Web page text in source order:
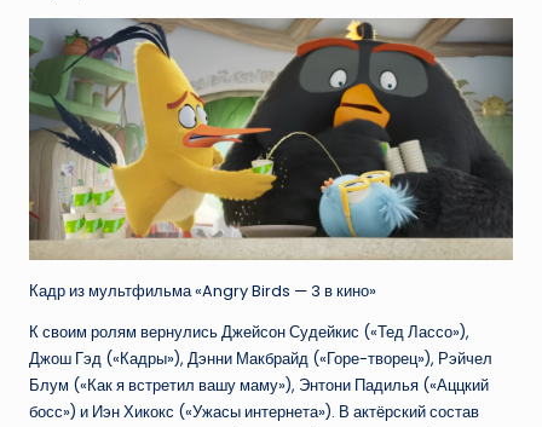
Кадр из мультфильма «Angry Birds — 3 в кино»
К своим ролям вернулись Джейсон Судейкис («Тед Лассо»),
Джош Гэд («Кадры»), Дэнни Макбрайд («Горе-творец»), Рэйчел
Блум («Как я встретил вашу маму»), Энтони Падилья («Аццкий
босс») и Иэн Хикокс («Ужасы интернета»). В актёрский состав